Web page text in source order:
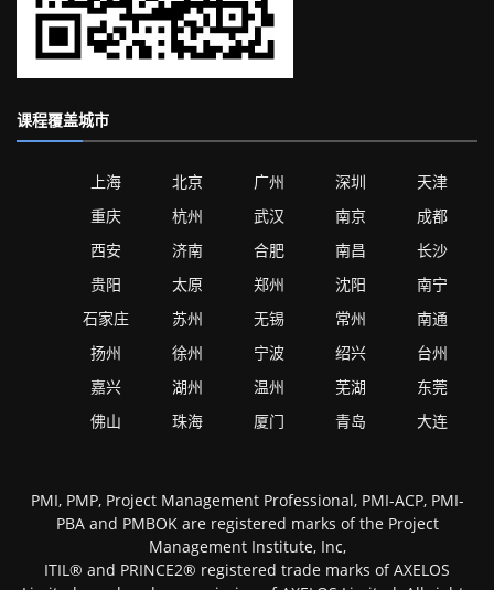
课程覆盖城市
上海 北京 广州 深圳
天津
重庆
杭州 武汉 南京
成都
西安
济南 合肥 南昌
长沙
贵阳
太原 郑州 沈阳
南宁
石家庄
苏州 无锡 常州
南通
扬州
徐州 宁波 绍兴
台州
嘉兴
湖州 温州 芜湖
东莞
佛山
珠海 厦门 青岛 大连
PMI, PMP, Project Management Professional, PMI-ACP, PMI-
PBA and PMBOK are registered marks of the Project
Management Institute, Inc,
ITIL® and PRINCE2® registered trade marks of AXELOS